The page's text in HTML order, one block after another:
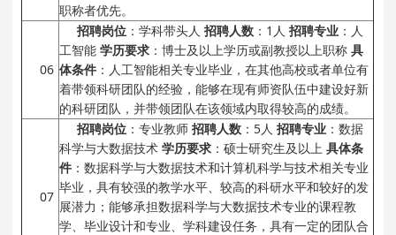
职称者优先。
06
招聘岗位 ：学科带头人 招聘人数 ：1人 招聘专业 ：人
工智能 学历要求 ：博士及以上学历或副教授以上职称 具
体条件 ：人工智能相关专业毕业，在其他高校或者单位有
着带领科研团队的经验，能够在现有师资队伍中建设好新
的科研团队，并带领团队在该领域内取得较高的成绩。
07
招聘岗位 ：专业教师 招聘人数 ：5人 招聘专业 ：数据
科学与大数据技术 学历要求 ：硕士研究生及以上 具体条
件 ：数据科学与大数据技术和计算机科学与技术相关专业
毕业，具有较强的教学水平、较高的科研水平和较好的发
展潜力；能够承担数据科学与大数据技术专业的课程教
学、毕业设计和专业、学科建设任务，具有一定的团队合